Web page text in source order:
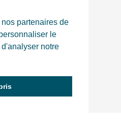
partenaires de
le
notre